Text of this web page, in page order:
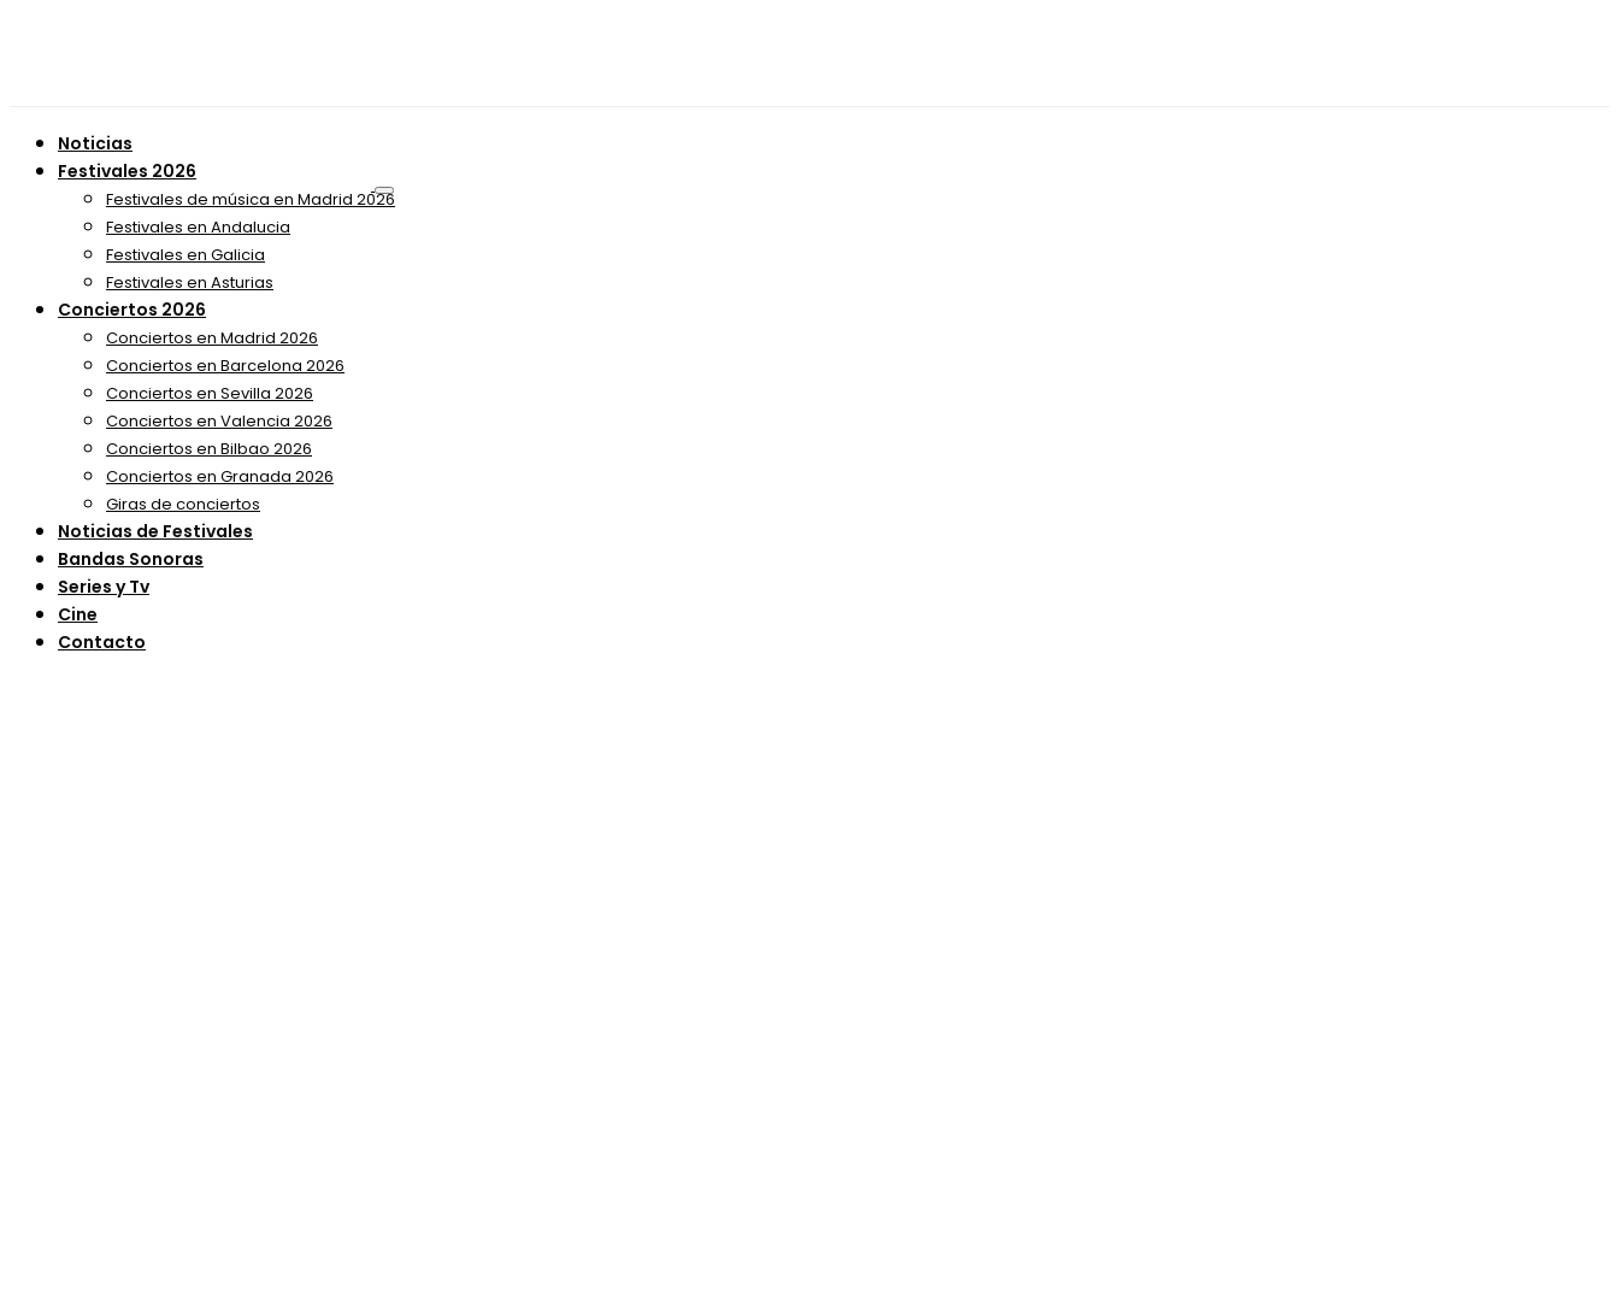
Noticias
Festivales 2026
Festivales de música en Madrid 2026
Festivales en Andalucia
Festivales en Galicia
Festivales en Asturias
Conciertos 2026
Conciertos en Madrid 2026
Conciertos en Barcelona 2026
Conciertos en Sevilla 2026
Conciertos en Valencia 2026
Conciertos en Bilbao 2026
Conciertos en Granada 2026
Giras de conciertos
Noticias de Festivales
Bandas Sonoras
Series y Tv
Cine
Contacto